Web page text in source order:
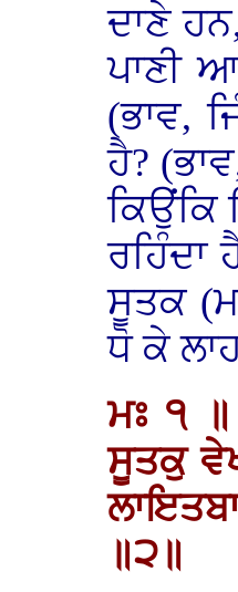
ਦਾਣੇ
ਪਾਣੀ
(ਭਾਵ,
ਹੈ?
ਕਿਉਂਕਿ
ਰਹਿੰਦਾ
ਸੂਤਕ
ਧੋ ਕੇ
ਮਃ ੧
ਸੂਤਕੁ
॥੨॥